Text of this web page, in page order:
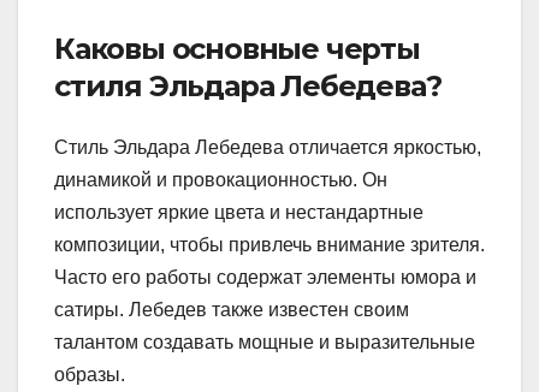
Каковы основные черты
стиля Эльдара Лебедева?
Стиль Эльдара Лебедева отличается яркостью,
динамикой и провокационностью. Он
использует яркие цвета и нестандартные
композиции, чтобы привлечь внимание зрителя.
Часто его работы содержат элементы юмора и
сатиры. Лебедев также известен своим
талантом создавать мощные и выразительные
образы.